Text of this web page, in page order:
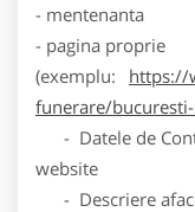
- mentenanta
- pagina proprie
(exemplu:
https://
funerare/
- Datele de
website
- Descriere